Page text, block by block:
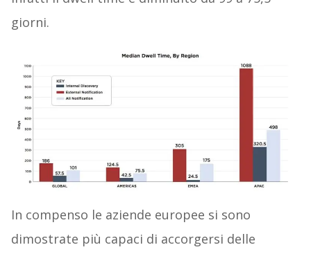
giorni.
In compenso le aziende europee si sono
dimostrate più capaci di accorgersi delle